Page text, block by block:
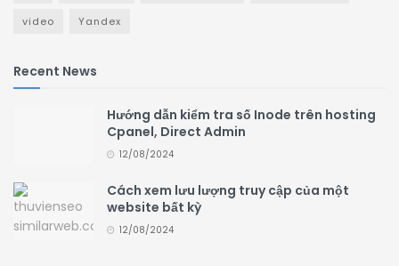
video Yandex
Recent News
Hướng dẫn kiểm tra số Inode trên hosting
Cpanel, Direct Admin
12/08/2024
Cách xem lưu lượng truy cập của một
website bất kỳ
12/08/2024